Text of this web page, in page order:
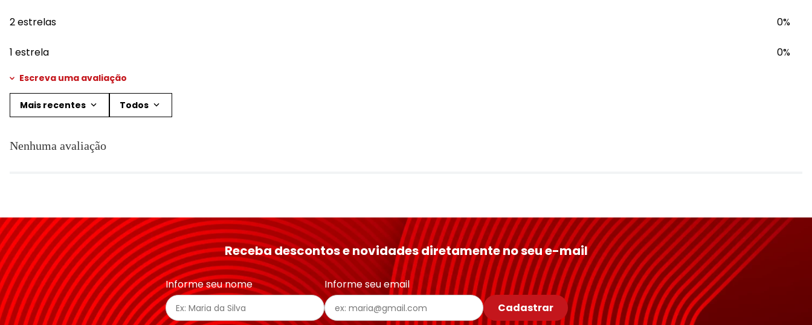
2 estrelas 0%
1 estrela 0%
Escreva uma avaliação
Título
★★★★★
Seu nome
Endereço de email
Mais recentes Todos
Nenhuma avaliação
Receba descontos e novidades diretamente no seu e-mail
Informe seu nome
Informe seu email
Cadastrar